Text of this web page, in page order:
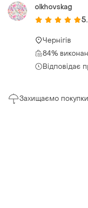
olkhovskag
Чернігів
84%
Відповідає
Захищаємо